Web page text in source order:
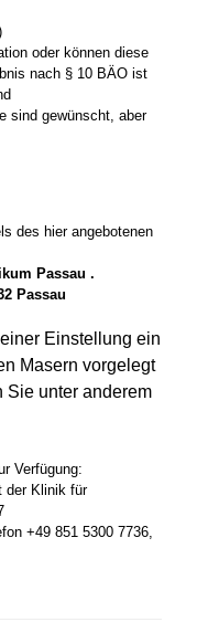
oder können diese
nach § 10 BÄO ist
sind gewünscht, aber
des hier angebotenen
Passau .
Passau
Einstellung ein
Masern vorgelegt
Sie unter anderem
Verfügung:
der Klinik für
+49 851 5300 7736,